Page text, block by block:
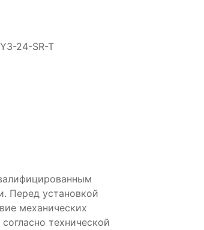
24-SR-T
Перед установкой
механических
технической